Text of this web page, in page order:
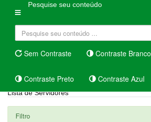
Pesquise seu conteúdo
Sem Contraste Contraste Branco
Contraste Preto Contraste Azul
Lista de Servidores
Filtro